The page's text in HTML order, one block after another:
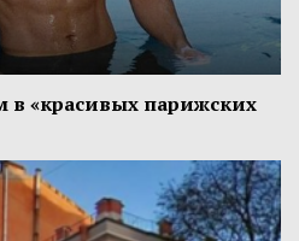
в «красивых парижских